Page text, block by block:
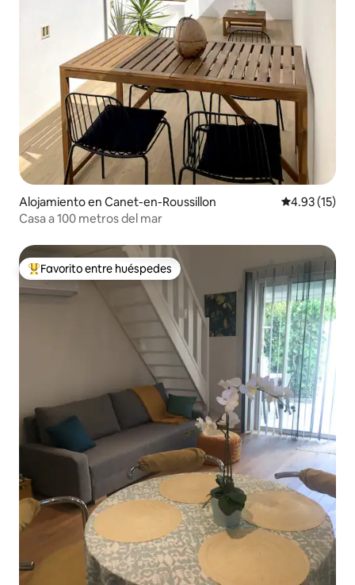
Alojamiento en Canet-en-Roussillon Calificación
4.93 (15)
Casa a 100 metros del mar
Favorito entre huéspedes preferido
Favorito entre huéspedes